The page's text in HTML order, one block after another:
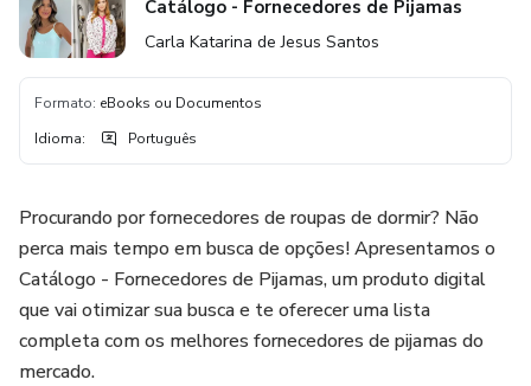
Catálogo - Fornecedores de Pijamas
Carla Katarina de Jesus Santos
Formato: eBooks ou Documentos
Idioma: Português
Procurando por fornecedores de roupas de dormir? Não
perca mais tempo em busca de opções! Apresentamos o
Catálogo - Fornecedores de Pijamas, um produto digital
que vai otimizar sua busca e te oferecer uma lista
completa com os melhores fornecedores de pijamas do
mercado.